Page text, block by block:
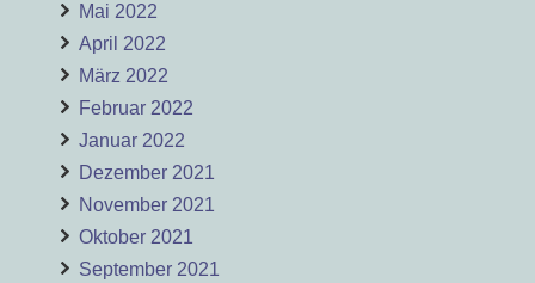
Mai 2022
April 2022
März 2022
Februar 2022
Januar 2022
Dezember 2021
November 2021
Oktober 2021
September 2021